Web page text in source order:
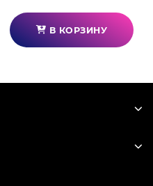
В КОРЗИНУ